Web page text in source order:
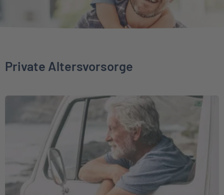
Private Altersvorsorge
Weiter zu Fondsgebundene Rentenversicherung